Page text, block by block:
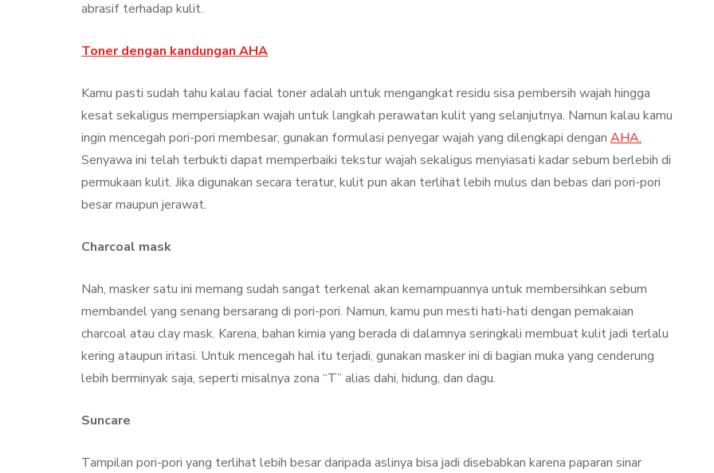
abrasif terhadap kulit.
Toner dengan kandungan AHA
Kamu pasti sudah tahu kalau facial toner adalah untuk mengangkat residu sisa pembersih wajah hingga
kesat sekaligus mempersiapkan wajah untuk langkah perawatan kulit yang selanjutnya. Namun kalau kamu
ingin mencegah pori-pori membesar, gunakan formulasi penyegar wajah yang dilengkapi dengan AHA.
Senyawa ini telah terbukti dapat memperbaiki tekstur wajah sekaligus menyiasati kadar sebum berlebih di
permukaan kulit. Jika digunakan secara teratur, kulit pun akan terlihat lebih mulus dan bebas dari pori-pori
besar maupun jerawat.
Charcoal mask
Nah, masker satu ini memang sudah sangat terkenal akan kemampuannya untuk membersihkan sebum
membandel yang senang bersarang di pori-pori. Namun, kamu pun mesti hati-hati dengan pemakaian
charcoal atau clay mask. Karena, bahan kimia yang berada di dalamnya seringkali membuat kulit jadi terlalu
kering ataupun iritasi. Untuk mencegah hal itu terjadi, gunakan masker ini di bagian muka yang cenderung
lebih berminyak saja, seperti misalnya zona “T” alias dahi, hidung, dan dagu.
Suncare
Tampilan pori-pori yang terlihat lebih besar daripada aslinya bisa jadi disebabkan karena paparan sinar